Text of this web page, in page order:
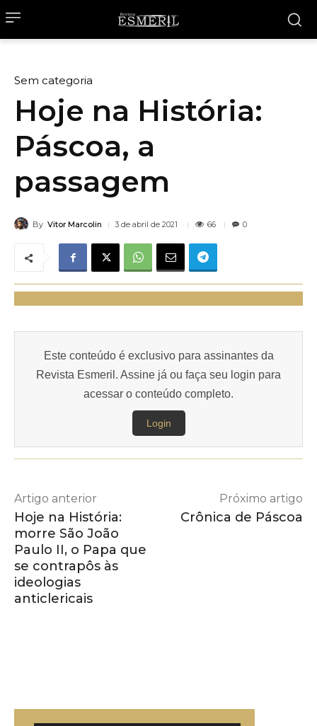
Sem categoria
Hoje na História:
Páscoa, a
passagem
By Vitor Marcolin 3 de abril de 2021 66 0
Este conteúdo é exclusivo para assinantes da
Revista Esmeril. Assine já ou faça seu login para
acessar o conteúdo completo.
Login
Artigo anterior
Hoje na História:
morre São João
Paulo II, o Papa que
se contrapôs às
ideologias
anticlericais
Próximo artigo
Crônica de Páscoa